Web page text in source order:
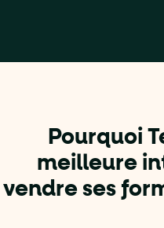
Pourquoi
meilleure
vendre ses